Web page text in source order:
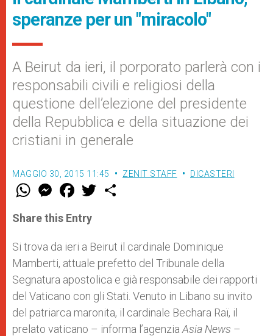
speranze per un "miracolo"
A Beirut da ieri, il porporato parlerà con i
responsabili civili e religiosi della
questione dell’elezione del presidente
della Repubblica e della situazione dei
cristiani in generale
MAGGIO 30, 2015 11:45 ZENIT STAFF DICASTERI
W
t
s
p
p
M
e
s
e
g
e
r
F
a
e
b
o
k
w
r
Share this Entry
Si trova da ieri a Beirut il cardinale Dominique
Mamberti, attuale prefetto del Tribunale della
Segnatura apostolica e già responsabile dei rapporti
del Vaticano con gli Stati. Venuto in Libano su invito
del patriarca maronita, il cardinale Bechara Raï, il
prelato vaticano – informa l’agenzia Asia News –